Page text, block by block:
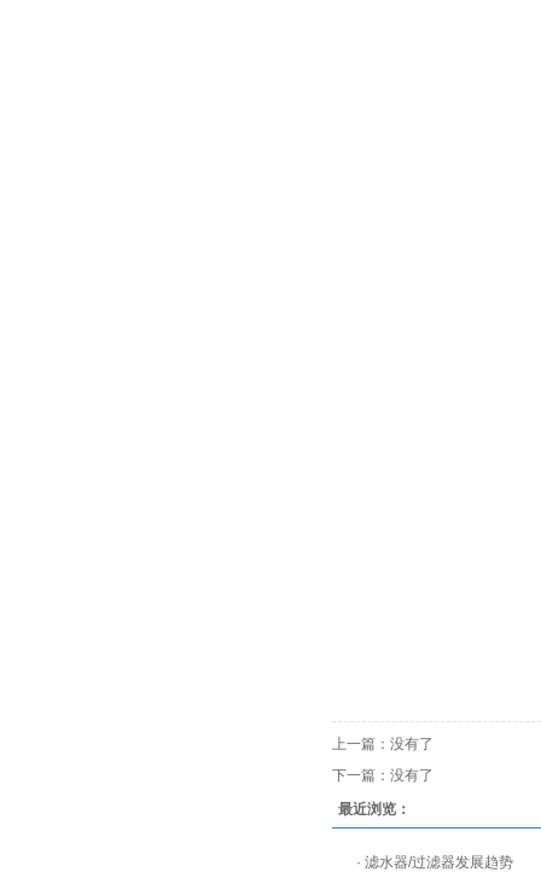
上一篇：没有了
下一篇：没有了
最近浏览：
· 滤水器/过滤器发展趋势